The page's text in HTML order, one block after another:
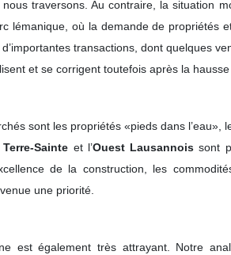
traversons. Au contraire, la situation
lémanique, où la demande de propriétés
transactions, dont quelques
et se corrigent toutefois après la
sont les propriétés «pieds dans
Terre-Sainte et l’Ouest Lausannois sont
de la construction, les
une priorité.
est également très attrayant. Notre